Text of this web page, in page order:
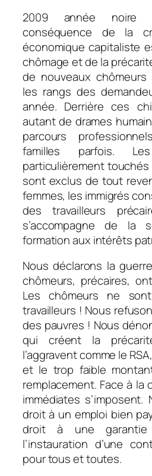
2009 année noire
conséquence de la
économique capitaliste
chômage et de la
de nouveaux chômeurs
les rangs des
année. Derrière ces
autant de drames
parcours
familles parfois.
particulièrement
sont exclus de tout
femmes, les immigrés
des travailleurs
s’accompagne de la
formation aux intérêts
Nous déclarons la
chômeurs, précaires,
Les chômeurs ne
travailleurs ! Nous
des pauvres ! Nous
qui créent la
l’aggravent comme le
et le trop faible
remplacement. Face à la
immédiates
droit à un emploi bien
droit à une
l’instauration d’une
pour tous et toutes.